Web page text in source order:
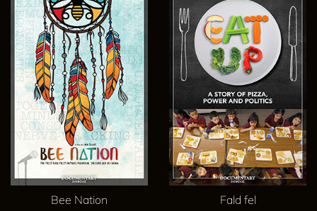
Bee Nation Fald fel